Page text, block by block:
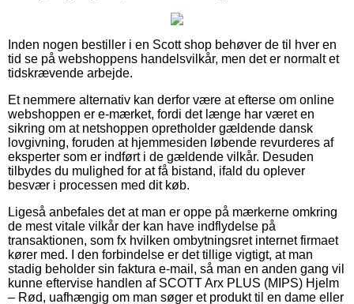
Inden nogen bestiller i en Scott shop behøver de til hver en
tid se på webshoppens handelsvilkår, men det er normalt et
tidskrævende arbejde.
Et nemmere alternativ kan derfor være at efterse om online
webshoppen er e-mærket, fordi det længe har været en
sikring om at netshoppen opretholder gældende dansk
lovgivning, foruden at hjemmesiden løbende revurderes af
eksperter som er indført i de gældende vilkår. Desuden
tilbydes du mulighed for at få bistand, ifald du oplever
besvær i processen med dit køb.
Ligeså anbefales det at man er oppe på mærkerne omkring
de mest vitale vilkår der kan have indflydelse på
transaktionen, som fx hvilken ombytningsret internet firmaet
kører med. I den forbindelse er det tillige vigtigt, at man
stadig beholder sin faktura e-mail, så man en anden gang vil
kunne eftervise handlen af SCOTT Arx PLUS (MIPS) Hjelm
– Rød, uafhængig om man søger et produkt til en dame eller